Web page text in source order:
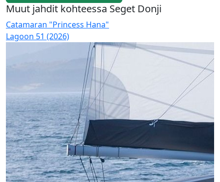
Muut jahdit kohteessa Seget Donji
Catamaran "Princess Hana"
Lagoon 51 (2026)